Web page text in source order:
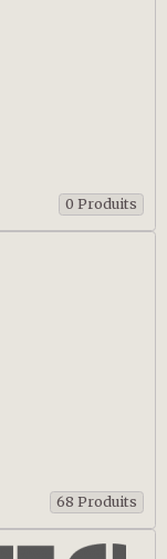
0 Produits
68 Produits